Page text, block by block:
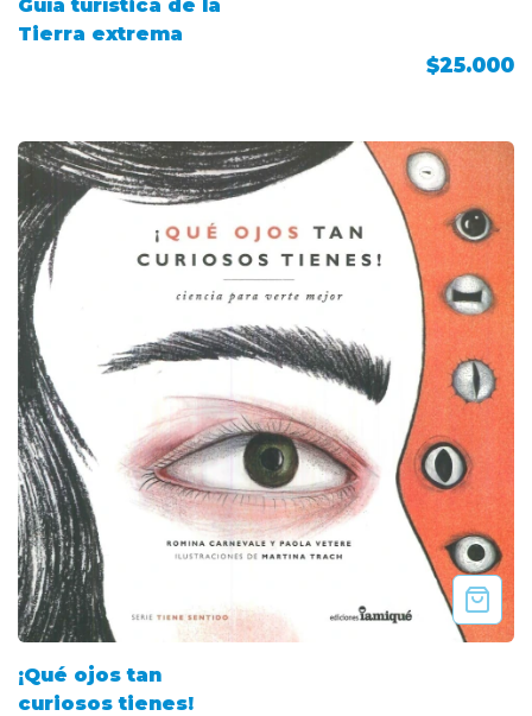
Guía turística de la
Tierra extrema
$25.000
¡Qué ojos tan
curiosos tienes!